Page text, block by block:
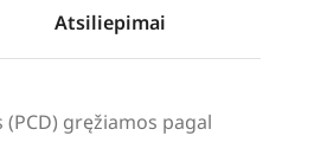
Atsiliepimai
gręžiamos pagal